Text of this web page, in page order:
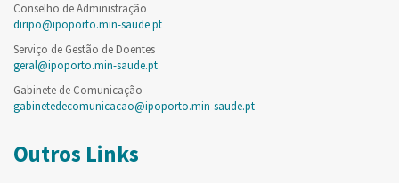
Conselho de Administração
diripo@ipoporto.min-saude.pt
Serviço de Gestão de Doentes
geral@ipoporto.min-saude.pt
Gabinete de Comunicação
gabinetedecomunicacao@ipoporto.min-saude.pt
Outros Links